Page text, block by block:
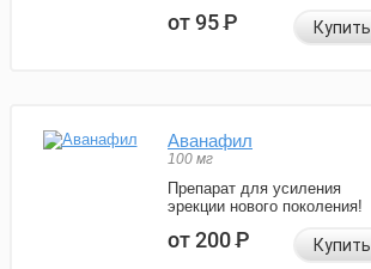
от 95Р Купить
Аванафил
100 мг
Препарат для усиления
эрекции нового поколения!
от 200Р Купить